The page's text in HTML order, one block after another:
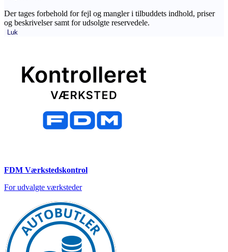
Der tages forbehold for fejl og mangler i tilbuddets indhold, priser
og beskrivelser samt for udsolgte reservedele.
Luk
FDM Værkstedskontrol
For udvalgte værksteder